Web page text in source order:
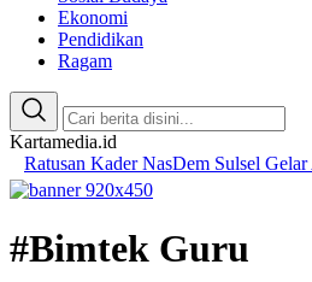
Ekonomi
Pendidikan
Ragam
Kartamedia.id
Kader NasDem Sulsel Gelar Aksi
#Bimtek Guru